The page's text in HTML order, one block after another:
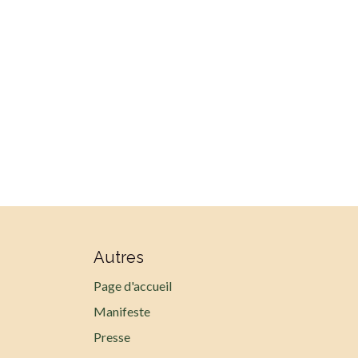
Autres
Page d'accueil
Manifeste
Presse